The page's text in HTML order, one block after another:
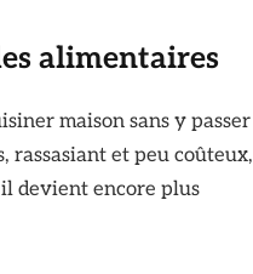
alimentaires
maison sans y passer
rassasiant et peu coûteux,
devient encore plus